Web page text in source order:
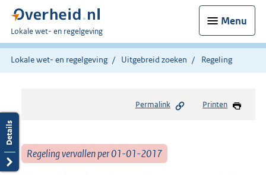
Menu
U
bent
hier:
Lokale wet- en regelgeving
Lokale wet- en regelgeving Uitgebreid zoeken Regeling
Permalink Printen
Regeling vervallen per 01-01-2017